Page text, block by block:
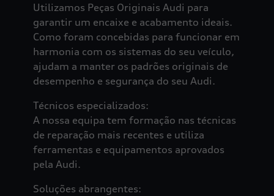
Utilizamos Peças Originais Audi para
garantir um encaixe e acabamento ideais.
Como foram concebidas para funcionar em
harmonia com os sistemas do seu veículo,
ajudam a manter os padrões originais de
desempenho e segurança do seu Audi.
Técnicos especializados:
A nossa equipa tem formação nas técnicas
de reparação mais recentes e utiliza
ferramentas e equipamentos aprovados
pela Audi.
Soluções abrangentes: